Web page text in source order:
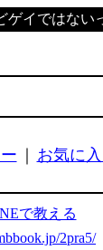
ゲイではない
お気に
で教える
2pra5/